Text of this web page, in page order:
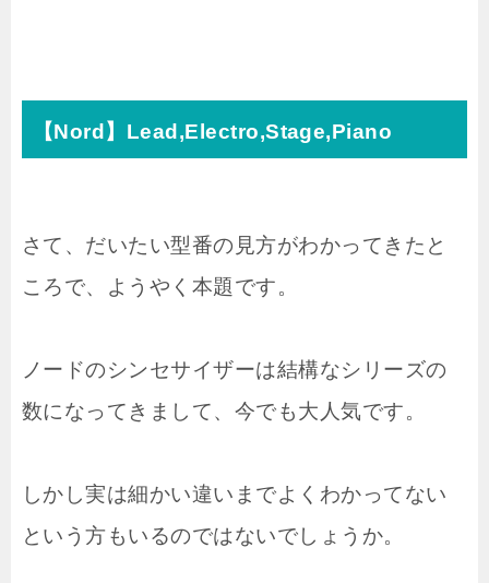
【Nord】Lead,Electro,Stage,Piano
さて、だいたい型番の見方がわかってきたと
ころで、ようやく本題です。
ノードのシンセサイザーは結構なシリーズの
数になってきまして、今でも大人気です。
しかし実は細かい違いまでよくわかってない
という方もいるのではないでしょうか。